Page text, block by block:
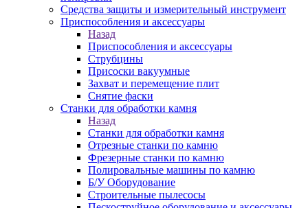
Средства защиты и измерительный инструмент
Приспособления и аксессуары
Назад
Приспособления и аксессуары
Струбцины
Присоски вакуумные
Захват и перемещение плит
Снятие фаски
Станки для обработки камня
Назад
Станки для обработки камня
Отрезные станки по камню
Фрезерные станки по камню
Полировальные машины по камню
Б/У Оборудование
Строительные пылесосы